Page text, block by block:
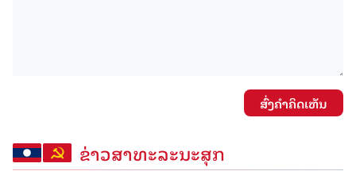
ສົ່ງຄໍາຄິດເຫັນ
ຂ່າວສາທະລະນະສຸກ